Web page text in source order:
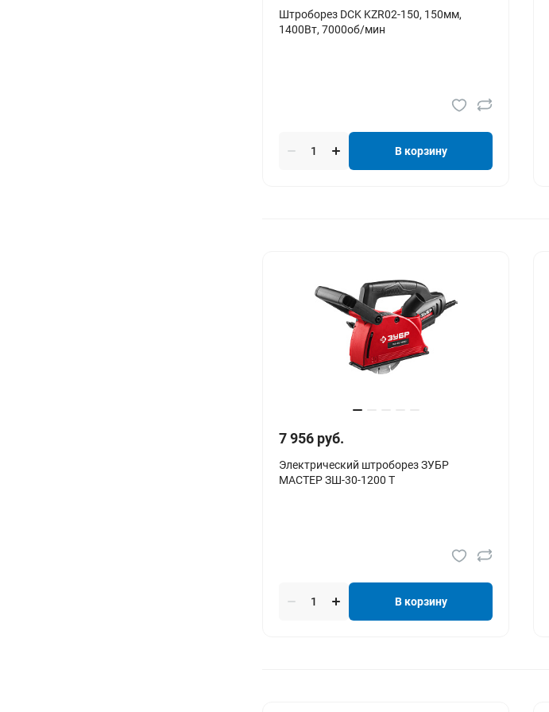
Штроборез DCK KZR02-150, 150мм,
1400Вт, 7000об/мин
В корзину
7 956 руб.
Электрический штроборез ЗУБР
МАСТЕР ЗШ-30-1200 Т
В корзину